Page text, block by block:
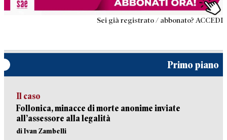
Sei già registrato / abbonato? ACCEDI
Primo piano
Il caso
Follonica, minacce di morte anonime inviate
all’assessore alla legalità
di Ivan Zambelli